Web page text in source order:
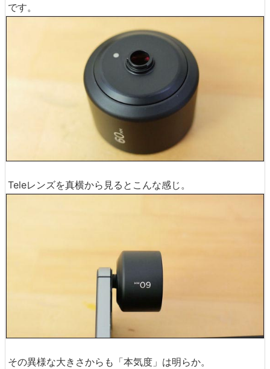
です。
Teleレンズを真横から見るとこんな感じ。
その異様な大きさからも「本気度」は明らか。